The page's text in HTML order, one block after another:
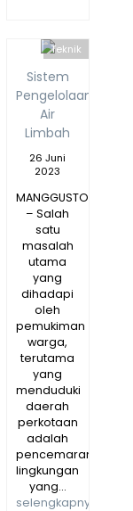
Teknik
Sistem
Pengelolaan
Air
Limbah
26 Juni
2023
MANGGUSTORE.COM
– Salah
satu
masalah
utama
yang
dihadapi
oleh
pemukiman
warga,
terutama
yang
menduduki
daerah
perkotaan
adalah
pencemaran
lingkungan
yang...
selengkapnya